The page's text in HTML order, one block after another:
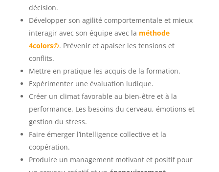
décision.
Développer son agilité comportementale et mieux
interagir avec son équipe avec la méthode
4colors©. Prévenir et apaiser les tensions et
conflits.
Mettre en pratique les acquis de la formation.
Expérimenter une évaluation ludique.
Créer un climat favorable au bien-être et à la
performance. Les besoins du cerveau, émotions et
gestion du stress.
Faire émerger l’intelligence collective et la
coopération.
Produire un management motivant et positif pour